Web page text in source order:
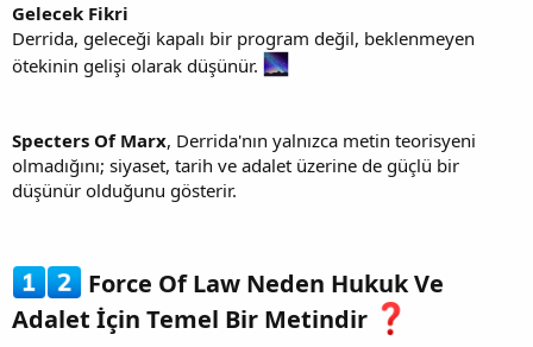
Gelecek Fikri
Derrida, geleceği kapalı bir program değil, beklenmeyen
ötekinin gelişi olarak düşünür.
Specters Of Marx, Derrida'nın yalnızca metin teorisyeni
olmadığını; siyaset, tarih ve adalet üzerine de güçlü bir
düşünür olduğunu gösterir.
Force Of Law Neden Hukuk Ve
Adalet İçin Temel Bir Metindir